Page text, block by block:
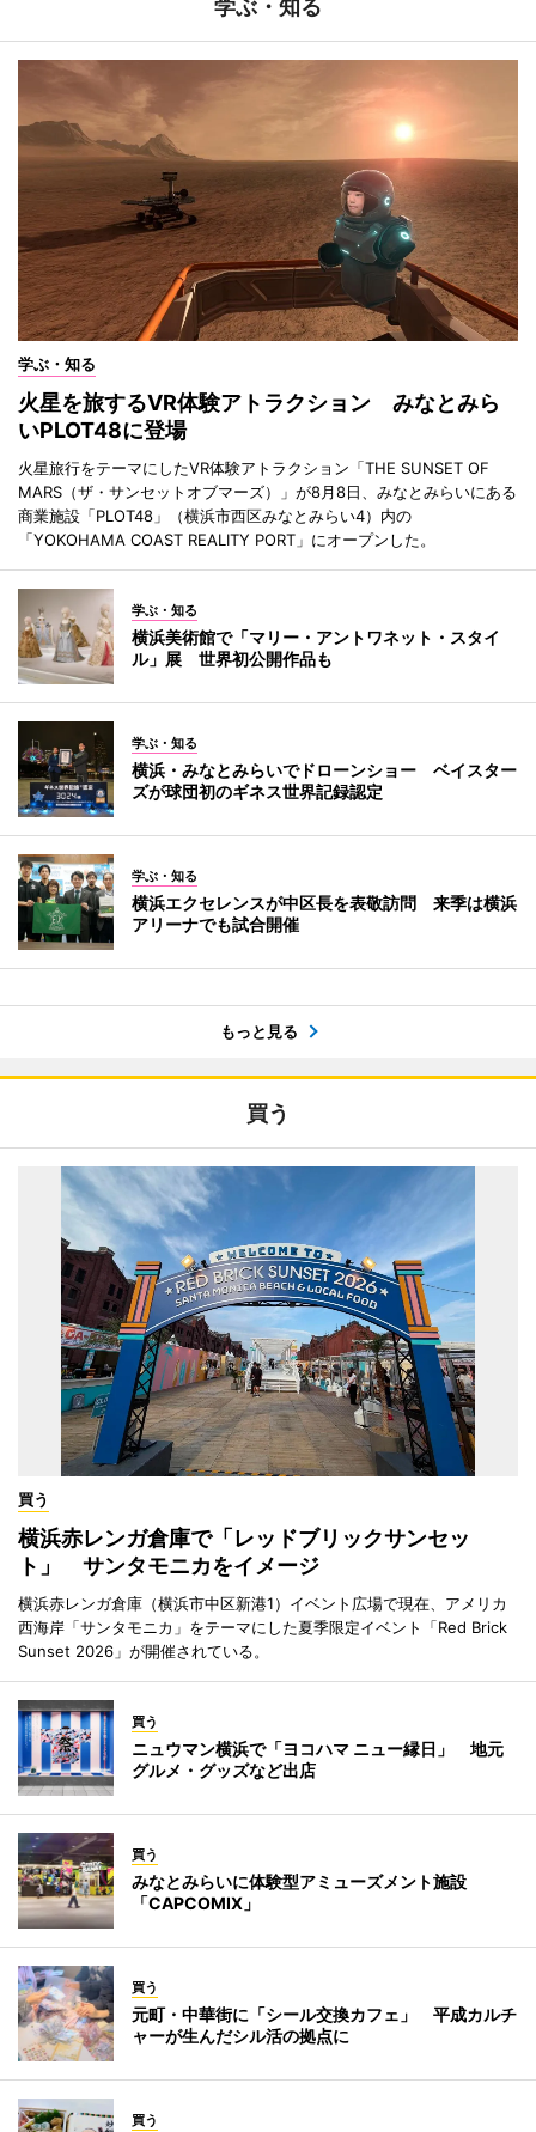
学ぶ・知る
学ぶ・知る
火星を旅するVR体験アトラクション みなとみら
いPLOT48に登場
火星旅行をテーマにしたVR体験アトラクション「THE SUNSET OF
MARS（ザ・サンセットオブマーズ）」が8月8日、みなとみらいにある
商業施設「PLOT48」（横浜市西区みなとみらい4）内の
「YOKOHAMA COAST REALITY PORT」にオープンした。
学ぶ・知る
横浜美術館で「マリー・アントワネット・スタイ
ル」展 世界初公開作品も
学ぶ・知る
横浜・みなとみらいでドローンショー ベイスター
ズが球団初のギネス世界記録認定
学ぶ・知る
横浜エクセレンスが中区長を表敬訪問 来季は横浜
アリーナでも試合開催
もっと見る
買う
買う
横浜赤レンガ倉庫で「レッドブリックサンセッ
ト」 サンタモニカをイメージ
横浜赤レンガ倉庫（横浜市中区新港1）イベント広場で現在、アメリカ
西海岸「サンタモニカ」をテーマにした夏季限定イベント「Red Brick
Sunset 2026」が開催されている。
買う
ニュウマン横浜で「ヨコハマ ニュー縁日」 地元
グルメ・グッズなど出店
買う
みなとみらいに体験型アミューズメント施設
「CAPCOMIX」
買う
元町・中華街に「シール交換カフェ」 平成カルチ
ャーが生んだシル活の拠点に
買う